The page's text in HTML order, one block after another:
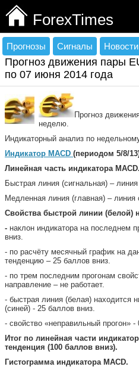
ForexTimes
Прогнозы Сигналы Новости
Прогноз движения пары
по 07 июня 2014 года
Прогноз
неделю.
Индикаторный анализ по
Индикатор МАСD (периодом 5/8/
Линейная часть индикатора МАСD.
Быстрая линия (сигнальная) –
Медленная линия (главная) – линия
Свойства быстрой линии (белой)
- наклон индикатора на последнем
вниз.
- по расчёту месячный график на
тенденцию – 25 баллов вниз.
- по трем последним прогонам
направление – не работает.
- быстрая линия (белая) находится
(синей) - 25 баллов вниз.
- свойство «неправильный прогон» -
Итог по линейная части
тенденция (100 баллов вниз).
Гистограмма индикатора МАСD.